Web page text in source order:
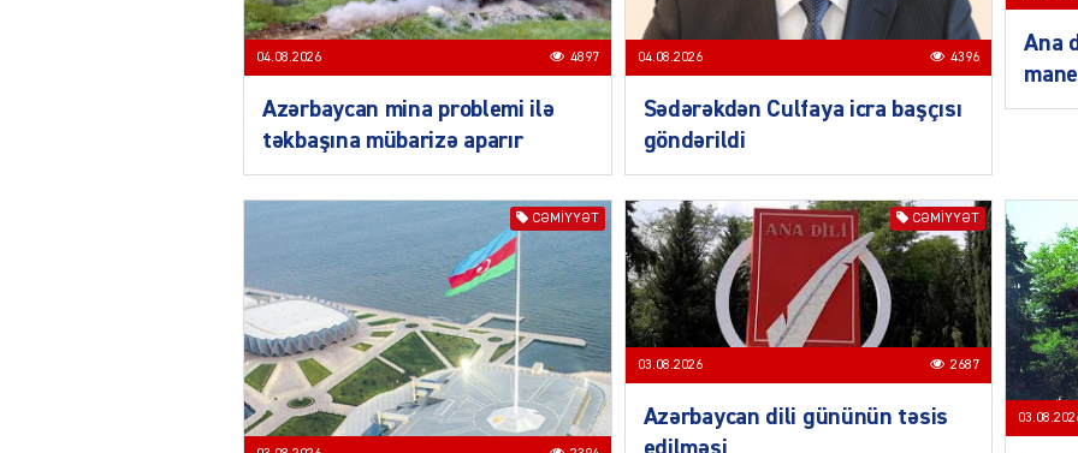
04.08.2026 4897
Azərbaycan mina problemi ilə
təkbaşına mübarizə aparır
04.08.2026 4396
Sədərəkdən Culfaya icra başçısı
göndərildi
Ana
CƏMIYYƏT CƏMIYYƏT
03.08.2026 2687
Azərbaycan dili gününün təsis